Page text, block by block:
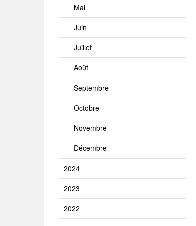
Mai
Juin
Juillet
Août
Septembre
Octobre
Novembre
Décembre
2024
2023
2022